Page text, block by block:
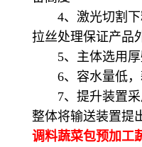
4、激光切割下
拉丝处理保证产品
5、主体选用厚
6、容水量低，
7、提升装置采
整体将输送装置提
调料蔬菜包预加工